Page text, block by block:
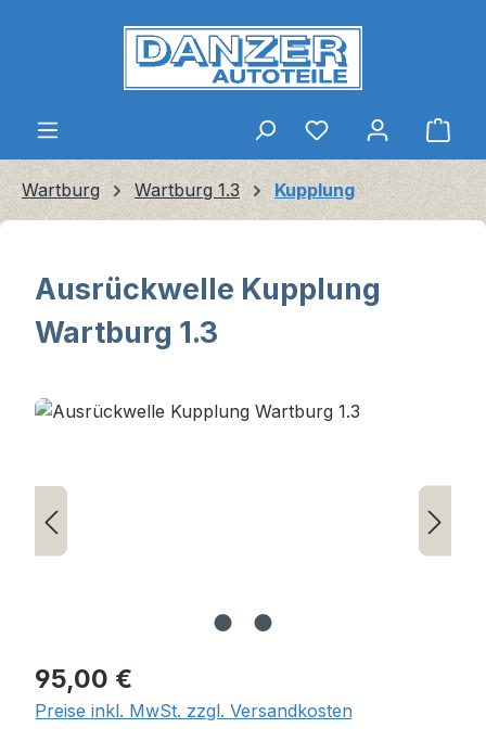
Zum Hauptinhalt springen
Wartburg Wartburg 1.3 Kupplung
Ausrückwelle Kupplung
Wartburg 1.3
Bildergalerie überspringen
Regulärer Preis:
95,00 €
Preise inkl. MwSt. zzgl. Versandkosten